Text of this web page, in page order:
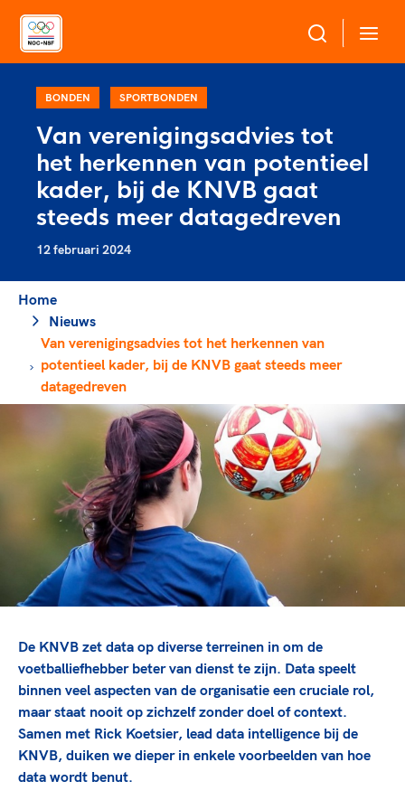
Over NOC*NSF
Sportagenda 2032
Leden
Algemene Vergadering
Merkbescherming NOC*NSF
Onze partners
Geven aan Sport
Sportonderzoek
Sportakkoord II
Game Changer
TeamNL kids
Olympische geschiedenis
Nieuwspagina
Columns
Sport gaat niet vanzelf
Sportdeelname
Bonden en professionals in de sport
Beleidsmedewerkers
Clubbestuurders
Coördinatoren en opleiders
Trainer-coaches
Officials
Veilige en integere sport
Diversiteit en inclusie
Gezonde sportomgeving
Duurzaamheid
Bekwaam sportkader
Vitale clubs en bestuurlijk kader
Clubacties
Handboek Wet- en Regelgeving
Opleidingen en trainingen
High5 Stappenplan
Ruimte voor sport
Voor talentvolle sporters
Atletencommissie
Paralympische Talentdag
TeamNL Academie Kalender
Kennisaanbod TeamNL Experts
TeamNL Sport Science Centre
Olympische Spelen LA28
Paralympische Spelen LA28
Topsportbeleid
Topsportfinanciering
Maatschappelijke waarde topsport
Top teamsportcompetities
Voor bonden
Pers
BONDEN SPORTBONDEN
Van verenigingsadvies tot
het herkennen van potentieel
kader, bij de KNVB gaat
steeds meer datagedreven
12 februari 2024
Home
Nieuws
Van verenigingsadvies tot het herkennen van
potentieel kader, bij de KNVB gaat steeds meer
datagedreven
De KNVB zet data op diverse terreinen in om de
voetballiefhebber beter van dienst te zijn. Data speelt
binnen veel aspecten van de organisatie een cruciale rol,
maar staat nooit op zichzelf zonder doel of context.
Samen met Rick Koetsier, lead data intelligence bij de
KNVB, duiken we dieper in enkele voorbeelden van hoe
data wordt benut.